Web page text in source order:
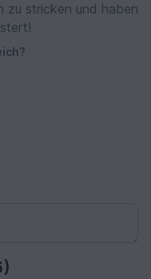
zu stricken und haben